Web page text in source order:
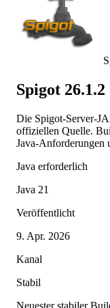
Spigot
Die Spigot-Server-
offiziellen Quelle.
Java-Anforderungen
Java erforderlich
Java 21
Veröffentlicht
9. Apr. 2026
Kanal
Stabil
Neuester stabiler